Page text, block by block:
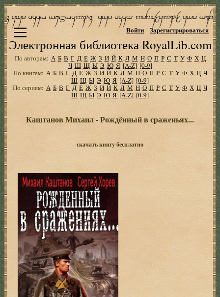
Электронная библиотека RoyalLib.com
Войти Зарегистрироваться
По авторам: А Б В Г Д Е Ж З И Й К Л М Н О П Р С Т У Ф Х Ц
Ч Ш Щ Ы Э Ю Я [A-Z] [0-9]
По книгам: А Б В Г Д Е Ж З И Й К Л М Н О П Р С Т У Ф Х Ц Ч
Ш Щ Ы Э Ю Я [A-Z] [0-9]
По сериям: А Б В Г Д Е Ж З И Й К Л М Н О П Р С Т У Ф Х Ц Ч
Ш Щ Ы Э Ю Я [A-Z] [0-9]
Каштанов Михаил - Рождённый в сраженьях...
скачать книгу бесплатно